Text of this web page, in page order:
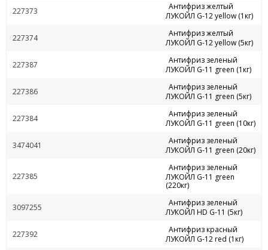
227373
Антифриз желтый
ЛУКОЙЛ G-12 yellow (1кг)
227374
Антифриз желтый
ЛУКОЙЛ G-12 yellow (5кг)
227387
Антифриз зеленый
ЛУКОЙЛ G-11 green (1кг)
227386
Антифриз зеленый
ЛУКОЙЛ G-11 green (5кг)
227384
Антифриз зеленый
ЛУКОЙЛ G-11 green (10кг)
3474041
Антифриз зеленый
ЛУКОЙЛ G-11 green (20кг)
227385
Антифриз зеленый
ЛУКОЙЛ G-11 green
(220кг)
3097255
Антифриз зеленый
ЛУКОЙЛ HD G-11 (5кг)
227392
Антифриз красный
ЛУКОЙЛ G-12 red (1кг)